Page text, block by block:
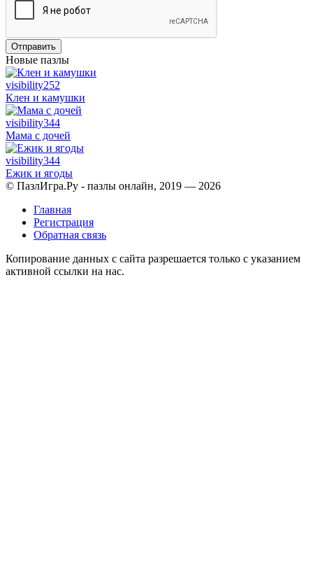
Отправить
Новые пазлы
visibility252
Клен и камушки
visibility344
Мама с дочей
visibility344
Ежик и ягоды
© ПазлИгра.Ру - пазлы онлайн, 2019 — 2026
Главная
Регистрация
Обратная связь
Копирование данных с сайта разрешается только с указанием
активной ссылки на нас.